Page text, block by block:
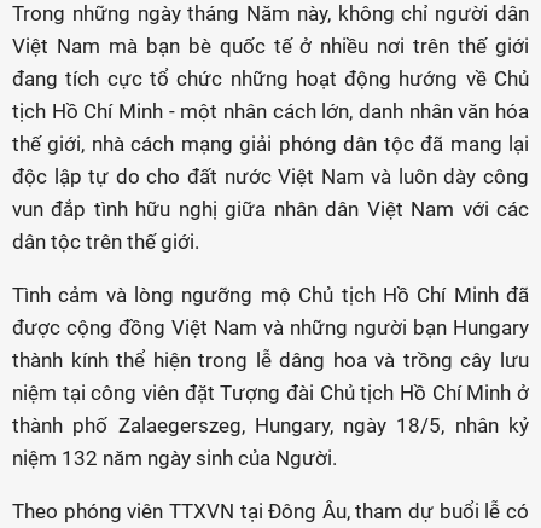
Trong những ngày tháng Năm này, không chỉ người dân
Việt Nam mà bạn bè quốc tế ở nhiều nơi trên thế giới
đang tích cực tổ chức những hoạt động hướng về Chủ
tịch Hồ Chí Minh - một nhân cách lớn, danh nhân văn hóa
thế giới, nhà cách mạng giải phóng dân tộc đã mang lại
độc lập tự do cho đất nước Việt Nam và luôn dày công
vun đắp tình hữu nghị giữa nhân dân Việt Nam với các
dân tộc trên thế giới.
Tình cảm và lòng ngưỡng mộ Chủ tịch Hồ Chí Minh đã
được cộng đồng Việt Nam và những người bạn Hungary
thành kính thể hiện trong lễ dâng hoa và trồng cây lưu
niệm tại công viên đặt Tượng đài Chủ tịch Hồ Chí Minh ở
thành phố Zalaegerszeg, Hungary, ngày 18/5, nhân kỷ
niệm 132 năm ngày sinh của Người.
Theo phóng viên TTXVN tại Đông Âu, tham dự buổi lễ có